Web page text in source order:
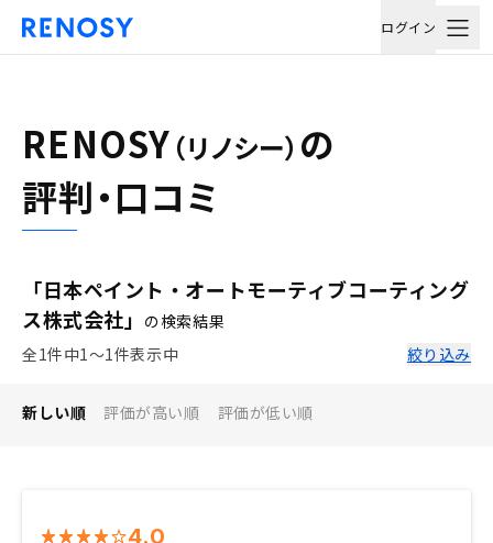
ログイン
RENOSY （リノシー） の
評判・口コミ
「日本ペイント・オートモーティブコーティング
ス株式会社」 の検索結果
全1件中1〜1件表示中
絞り込み
新しい順 評価が高い順 評価が低い順
4.0